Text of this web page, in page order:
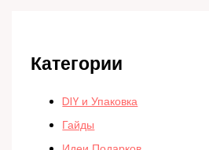
Категории
DIY и Упаковка
Гайды